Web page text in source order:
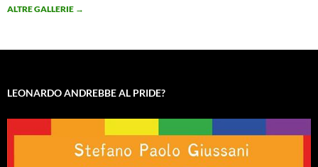
ALTRE GALLERIE →
LEONARDO ANDREBBE AL PRIDE?